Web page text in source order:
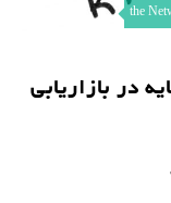
the
در بازاریابی